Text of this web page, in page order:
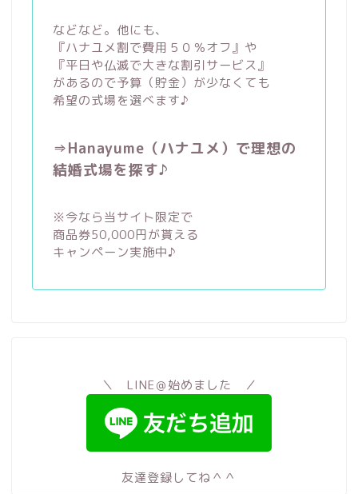
などなど。他にも、
『ハナユメ割で費用５０％オフ』や
『平日や仏滅で大きな割引サービス』
があるので予算（貯金）が少なくても
希望の式場を選べます♪
⇒Hanayume（ハナユメ）で理想の
結婚式場を探す♪
※今なら当サイト限定で
商品券50,000円が貰える
キャンペーン実施中♪
＼ LINE＠始めました ／
友達登録してね＾＾